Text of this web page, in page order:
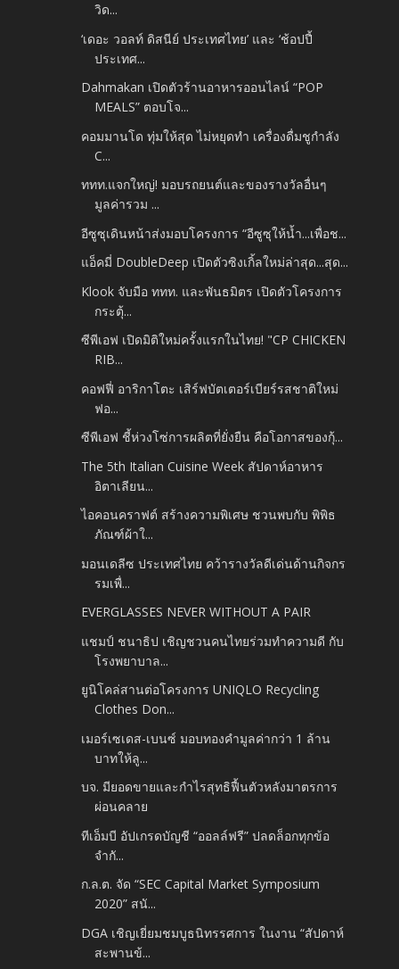
วิด...
‘เดอะ วอลท์ ดิสนีย์ ประเทศไทย’ และ ‘ช้อปปี้
ประเทศ...
Dahmakan เปิดตัวร้านอาหารออนไลน์ “POP
MEALS” ตอบโจ...
คอมมานโด ทุ่มให้สุด ไม่หยุดทำ เครื่องดื่มชูกำลัง
C...
ททท.แจกใหญ่! มอบรถยนต์และของรางวัลอื่นๆ
มูลค่ารวม ...
อีซูซุเดินหน้าส่งมอบโครงการ “อีซูซุให้น้ำ...เพื่อช...
แอ็คมี่ DoubleDeep เปิดตัวซิงเกิ้ลใหม่ล่าสุด...สุด...
Klook จับมือ ททท. และพันธมิตร เปิดตัวโครงการ
กระตุ้...
ซีพีเอฟ เปิดมิติใหม่ครั้งแรกในไทย! "CP CHICKEN
RIB...
คอฟฟี่ อาริกาโตะ เสิร์ฟบัตเตอร์เบียร์รสชาติใหม่
ฟอ...
ซีพีเอฟ ชี้ห่วงโซ่การผลิตที่ยั่งยืน คือโอกาสของกุ้...
The 5th Italian Cuisine Week สัปดาห์อาหาร
อิตาเลียน...
ไอคอนคราฟต์ สร้างความพิเศษ ชวนพบกับ พิพิธ
ภัณฑ์ผ้าใ...
มอนเดลีซ ประเทศไทย คว้ารางวัลดีเด่นด้านกิจกร
รมเพื่...
EVERGLASSES NEVER WITHOUT A PAIR
แชมป์ ชนาธิป เชิญชวนคนไทยร่วมทำความดี กับ
โรงพยาบาล...
ยูนิโคล่สานต่อโครงการ UNIQLO Recycling
Clothes Don...
เมอร์เซเดส-เบนซ์ มอบทองคำมูลค่ากว่า 1 ล้าน
บาทให้ลู...
บจ. มียอดขายและกำไรสุทธิฟื้นตัวหลังมาตรการ
ผ่อนคลาย
ทีเอ็มบี อัปเกรดบัญชี “ออลล์ฟรี” ปลดล็อกทุกข้อ
จำกั...
ก.ล.ต. จัด “SEC Capital Market Symposium
2020” สนั...
DGA เชิญเยี่ยมชมบูธนิทรรศการ ในงาน “สัปดาห์
สะพานข้...